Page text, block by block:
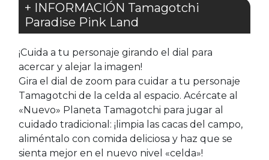
+ INFORMACIÓN Tamagotchi
Paradise Pink Land
¡Cuida a tu personaje girando el dial para
acercar y alejar la imagen!
Gira el dial de zoom para cuidar a tu personaje
Tamagotchi de la celda al espacio. Acércate al
«Nuevo» Planeta Tamagotchi para jugar al
cuidado tradicional: ¡limpia las cacas del campo,
aliméntalo con comida deliciosa y haz que se
sienta mejor en el nuevo nivel «celda»!